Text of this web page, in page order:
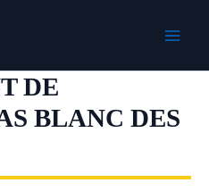
DE
BLANC DES